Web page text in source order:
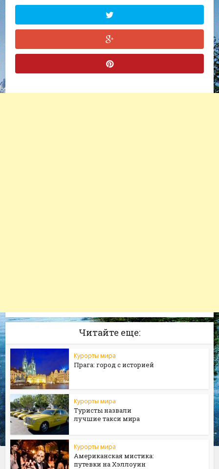
Читайте еще:
Курорты мира
Прага: город с историей
Курорты мира
Туристы назвали
лучшие такси мира
Курорты мира
Американская мистика:
путевки на Хэллоуин